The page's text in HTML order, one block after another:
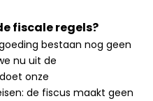
fiscale regels?
bestaan nog geen
nu uit de
onze
de fiscus maakt geen